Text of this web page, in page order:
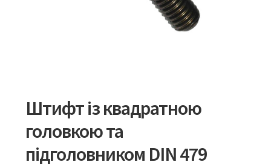
Штифт із квадратною
головкою та
підголовником DIN 479